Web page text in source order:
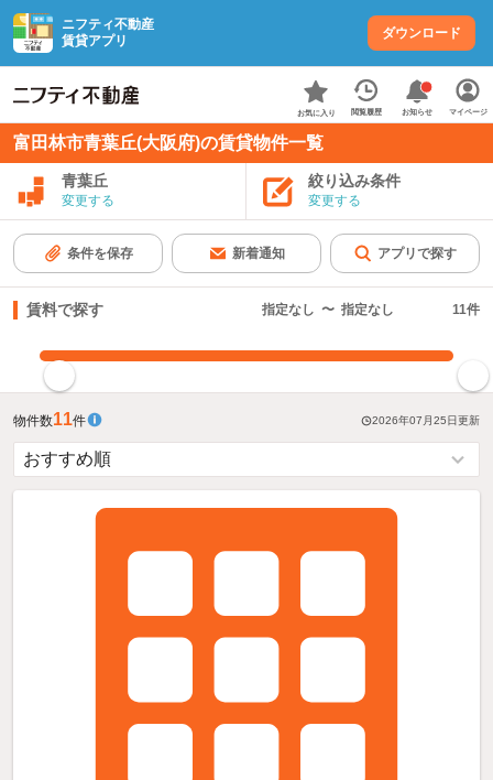
ニフティ不動産
賃貸アプリ
ダウンロード
お気に入り 閲覧履歴 お知らせ マイページ
富田林市青葉丘(大阪府)の賃貸物件一覧
青葉丘
変更する
絞り込み条件
変更する
条件を保存 新着通知 アプリで探す
賃料で探す 指定なし 〜 指定なし 11件
物件数11件 2026年07月25日更新